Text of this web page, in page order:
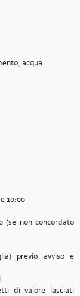
acqua
10:00
(se non concordato
previo avviso e
di valore lasciati